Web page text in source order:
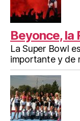
Beyonce, la
La Super Bowl
importante y de